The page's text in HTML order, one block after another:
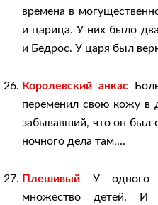
времена в
и царица. У них было
и Бедрос. У царя был
Королевский анкас
переменил свою кожу в
забывавший, что он был
ночного дела там,...
Плешивый У одного
множество детей.